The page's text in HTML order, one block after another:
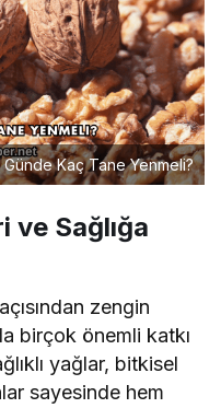
Kaç Tane Yenmeli?
ve Sağlığa
zengin
birçok önemli katkı
yağlar, bitkisel
sayesinde hem